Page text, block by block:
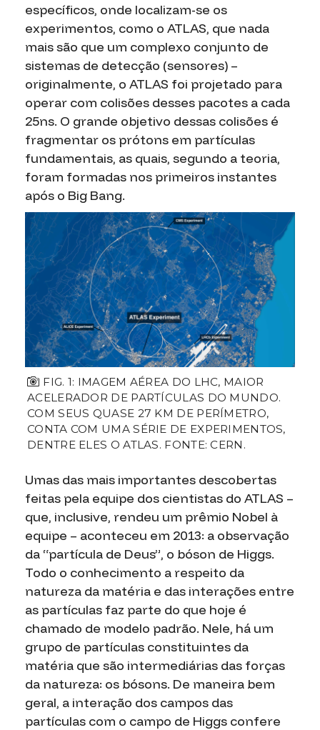
específicos, onde localizam-se os
experimentos, como o ATLAS, que nada
mais são que um complexo conjunto de
sistemas de detecção (sensores) –
originalmente, o ATLAS foi projetado para
operar com colisões desses pacotes a cada
25ns. O grande objetivo dessas colisões é
fragmentar os prótons em partículas
fundamentais, as quais, segundo a teoria,
foram formadas nos primeiros instantes
após o Big Bang.
FIG. 1: IMAGEM AÉREA DO LHC, MAIOR
ACELERADOR DE PARTÍCULAS DO MUNDO.
COM SEUS QUASE 27 KM DE PERÍMETRO,
CONTA COM UMA SÉRIE DE EXPERIMENTOS,
DENTRE ELES O ATLAS. FONTE: CERN.
Umas das mais importantes descobertas
feitas pela equipe dos cientistas do ATLAS –
que, inclusive, rendeu um prêmio Nobel à
equipe – aconteceu em 2013: a observação
da “partícula de Deus”, o bóson de Higgs.
Todo o conhecimento a respeito da
natureza da matéria e das interações entre
as partículas faz parte do que hoje é
chamado de modelo padrão. Nele, há um
grupo de partículas constituintes da
matéria que são intermediárias das forças
da natureza: os bósons. De maneira bem
geral, a interação dos campos das
partículas com o campo de Higgs confere